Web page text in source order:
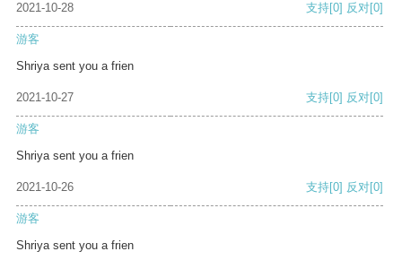
2021-10-28 支持[0] 反对[0]
游客
Shriya sent you a frien
2021-10-27 支持[0] 反对[0]
游客
Shriya sent you a frien
2021-10-26 支持[0] 反对[0]
游客
Shriya sent you a frien